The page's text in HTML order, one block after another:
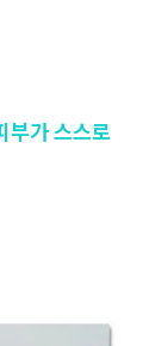
부가 스스로